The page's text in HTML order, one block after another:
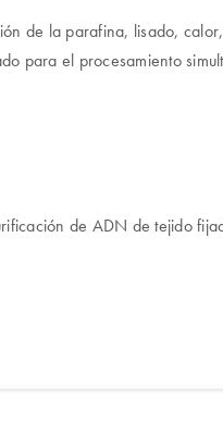
de la parafina, lisado,
para el procesamiento
de ADN de tejido